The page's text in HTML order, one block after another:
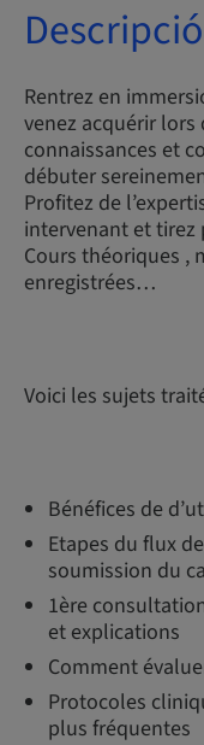
Rentrez en
venez acquérir
connaissances et
débuter
Profitez de
intervenant et tirez
Cours théoriques ,
enregistrées…
Voici les sujets
Bénéfices de
Etapes du flux
soumission du
1ère
et explications
Comment
Protocoles
plus fréquentes